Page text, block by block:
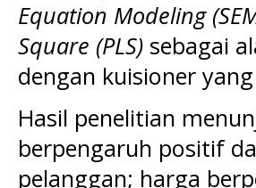
Equation Modeling
Square (PLS) sebagai
dengan kuisioner
Hasil penelitian
berpengaruh positif
pelanggan; harga